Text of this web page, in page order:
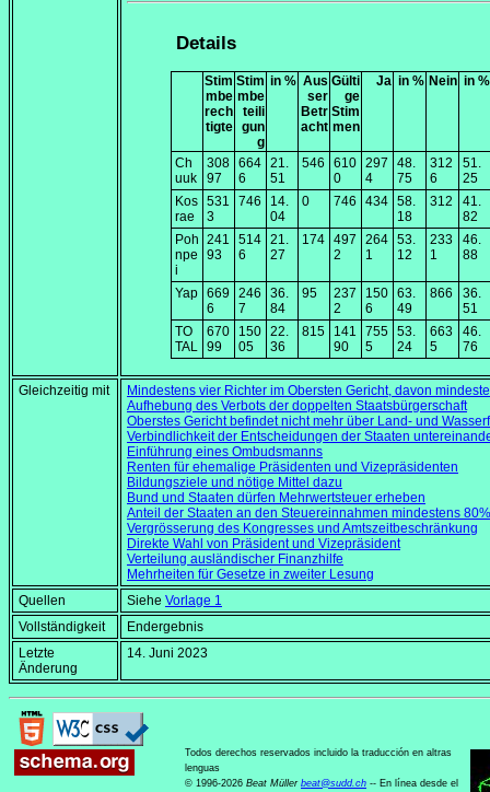
Details
Stim
mbe
rech
tigte
Stim
mbe
teili
gun
g
in % Aus
ser
Betr
acht
Gülti
ge
Stim
men
Ja in % Nein in %
Ch
uuk
308
97
664
6
21.
51
546
610
0
297
4
48.
75
312
6
51.
25
Kos
rae
531
3
746
14.
04
0 746 434 58.
18
312
41.
82
Poh
npe
i
241
93
514
6
21.
27
174 497
2
264
1
53.
12
233
1
46.
88
Yap 669
6
246
7
36.
84
95
237
2
150
6
63.
49
866
36.
51
TO
TAL
670
99
150
05
22.
36
815
141
90
755
5
53.
24
663
5
46.
76
Gleichzeitig mit
Mindestens vier Richter im Obersten Gericht, davon
Aufhebung des Verbots der doppelten Staatsbürgerschaft
Oberstes Gericht befindet nicht mehr über Land- und
Verbindlichkeit der Entscheidungen der Staaten
Einführung eines Ombudsmanns
Renten für ehemalige Präsidenten und Vizepräsidenten
Bildungsziele und nötige Mittel dazu
Bund und Staaten dürfen Mehrwertsteuer erheben
Anteil der Staaten an den Steuereinnahmen mindestens 80%
Vergrösserung des Kongresses und Amtszeitbeschränkung
Direkte Wahl von Präsident und Vizepräsident
Verteilung ausländischer Finanzhilfe
Mehrheiten für Gesetze in zweiter Lesung
Quellen
Siehe Vorlage 1
Vollständigkeit
Endergebnis
Letzte
Änderung
14. Juni 2023
Todos derechos reservados incluido la traducción en altras
lenguas
© 1996-2026 Beat Müller beat@sudd.ch -- En línea desde el